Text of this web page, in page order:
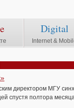
Digital
Internet &
директором МГУ
спустя полтора